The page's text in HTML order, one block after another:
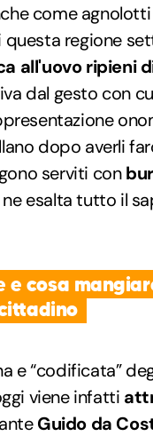
come
questa regione
all'uovo ripieni
dal gesto con
dopo averli
serviti con
esalta tutto il
e cosa
e “codificata”
viene infatti
Guido da